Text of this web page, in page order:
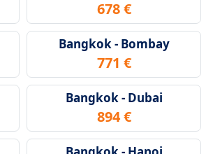
678 €
Bangkok - Bombay
771 €
Bangkok - Dubai
894 €